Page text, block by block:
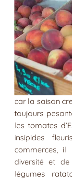
car la saison
toujours
les tomates
insipides
commerces,
diversité et de
légumes